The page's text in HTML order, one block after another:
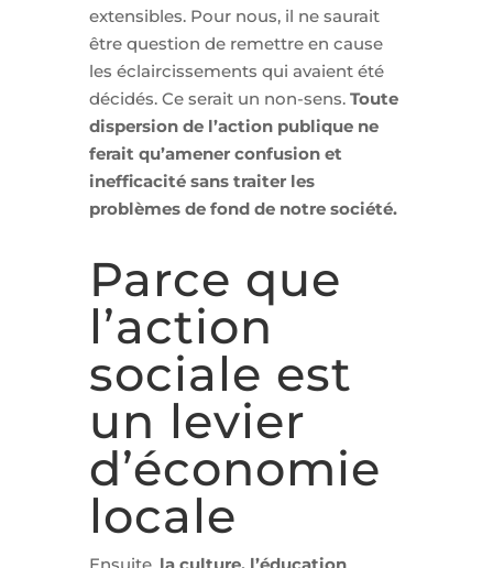
extensibles. Pour nous, il ne saurait
être question de remettre en cause
les éclaircissements qui avaient été
décidés. Ce serait un non-sens.Toute
dispersion de l’action publique ne
ferait qu’amener confusion et
inefficacité sans traiter les
problèmes de fond de notre société.
Parce que
l’action
sociale est
un levier
d’économie
locale